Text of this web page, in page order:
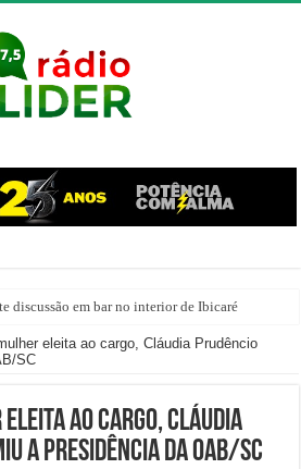
discussão em bar no interior de Ibicaré
eleita ao cargo, Cláudia Prudêncio
SC
ao cargo, Cláudia
a presidência da OAB/SC